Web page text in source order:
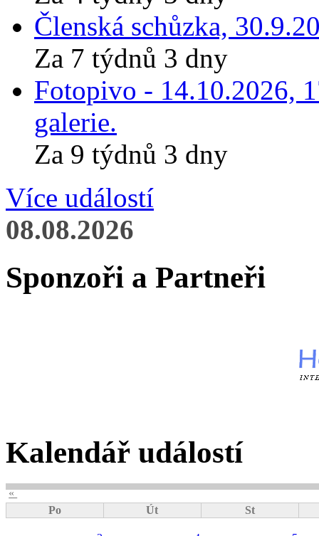
Členská schůzka,
Za 7 týdnů 3 dny
Fotopivo - 14.10.2026,
galerie.
Za 9 týdnů 3 dny
Více událostí
08.08.2026
Sponzoři a Partneři
Kalendář událostí
«
Po
Út St